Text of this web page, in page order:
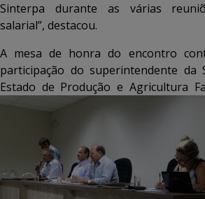
Sinterpa durante as várias
salarial”, destacou.
A mesa de honra do encontro
participação do superintendente da
Estado de Produção e Agricultura